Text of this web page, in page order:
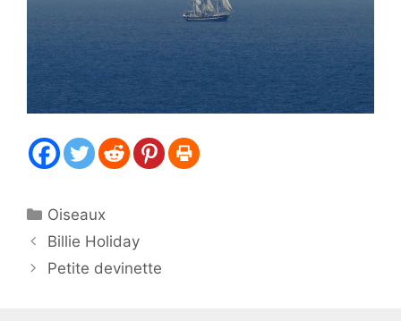
Catégories
Oiseaux
Billie Holiday
Petite devinette